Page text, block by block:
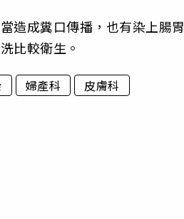
造成糞口傳播，也有染上腸
比較衛生。
婦產科 皮膚科